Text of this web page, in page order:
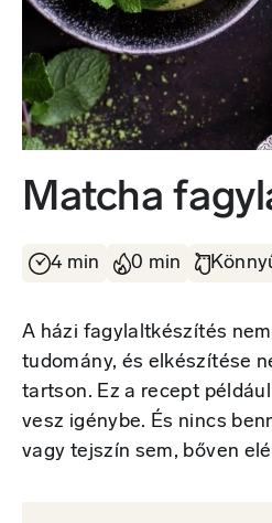
Matcha
4 min 0 min
A házi fagylaltkészítés
tudomány, és elkészítése
tartson. Ez a recept
vesz igénybe. És nincs
vagy tejszín sem, bőven